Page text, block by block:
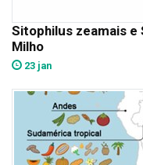
Sitophilus zeamais
Milho
23 jan